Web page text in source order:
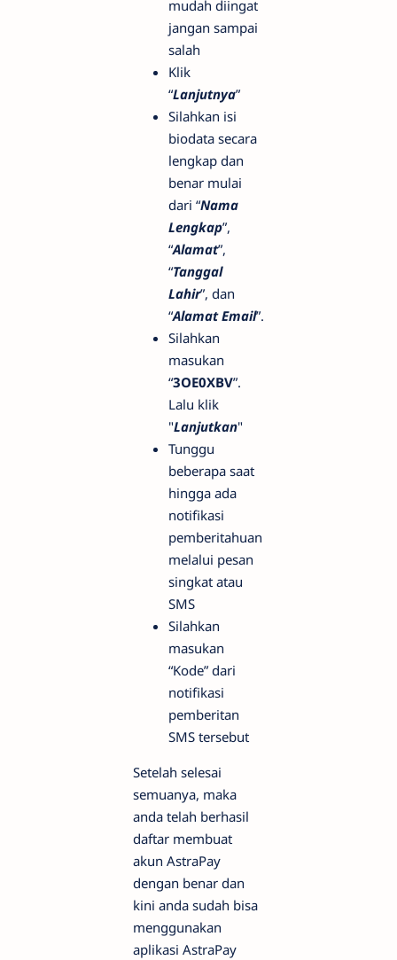
mudah diingat
jangan sampai
salah
Klik
“Lanjutnya”
Silahkan isi
biodata secara
lengkap dan
benar mulai
dari “Nama
Lengkap”,
“Alamat”,
“Tanggal
Lahir”, dan
“Alamat Email”.
Silahkan
masukan
“3OE0XBV”.
Lalu klik
"Lanjutkan"
Tunggu
beberapa saat
hingga ada
notifikasi
pemberitahuan
melalui pesan
singkat atau
SMS
Silahkan
masukan
“Kode” dari
notifikasi
pemberitan
SMS tersebut
Setelah selesai
semuanya, maka
anda telah berhasil
daftar membuat
akun AstraPay
dengan benar dan
kini anda sudah bisa
menggunakan
aplikasi AstraPay